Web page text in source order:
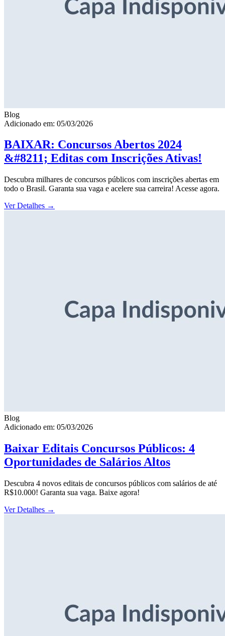
Blog
Adicionado em: 05/03/2026
BAIXAR: Concursos Abertos 2024
&#8211; Editas com Inscrições Ativas!
Descubra milhares de concursos públicos com inscrições abertas em
todo o Brasil. Garanta sua vaga e acelere sua carreira! Acesse agora.
Ver Detalhes →
Blog
Adicionado em: 05/03/2026
Baixar Editais Concursos Públicos: 4
Oportunidades de Salários Altos
Descubra 4 novos editais de concursos públicos com salários de até
R$10.000! Garanta sua vaga. Baixe agora!
Ver Detalhes →